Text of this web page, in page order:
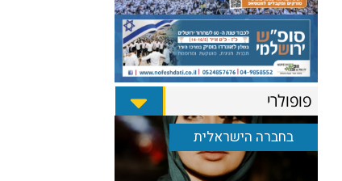
פופולרי
בחברה הישראלית